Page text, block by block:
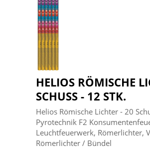
HELIOS RÖMISCHE
SCHUSS - 12 STK.
Helios Römische Lichter - 20
Pyrotechnik F2
Leuchtfeuerwerk, Römerlichter,
Römerlichter / Bündel